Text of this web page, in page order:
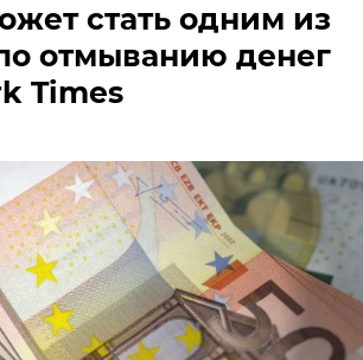
стать одним из
отмыванию денег
Times